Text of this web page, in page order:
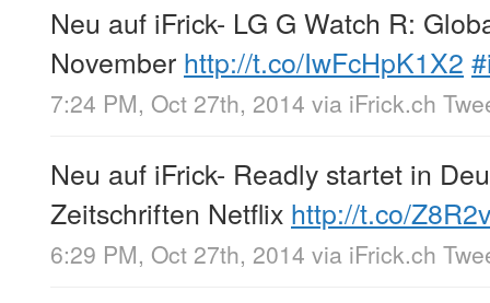
Neu auf iFrick- LG G Watch R:
November http://t.co/IwFcHpK1X2
7:24 PM, Oct 27th, 2014 via iFrick.ch
Neu auf iFrick- Readly startet in
Zeitschriften Netflix http://t.co/
6:29 PM, Oct 27th, 2014 via iFrick.ch